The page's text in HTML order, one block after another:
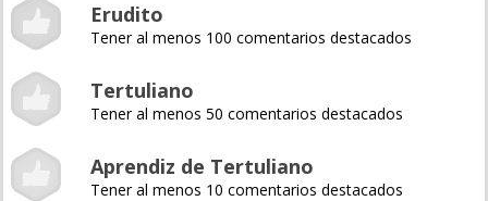
Erudito
Tener al menos 100 comentarios destacados
Tertuliano
Tener al menos 50 comentarios destacados
Aprendiz de Tertuliano
Tener al menos 10 comentarios destacados